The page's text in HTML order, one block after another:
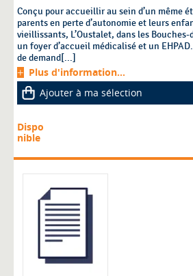
Conçu pour accueillir au sein d’un même
parents en perte d’autonomie et leurs
vieillissants, L’Oustalet, dans les
un foyer d’accueil médicalisé et un
de demand[...]
Plus d'information...
Ajouter à ma sélection
Dispo
nible